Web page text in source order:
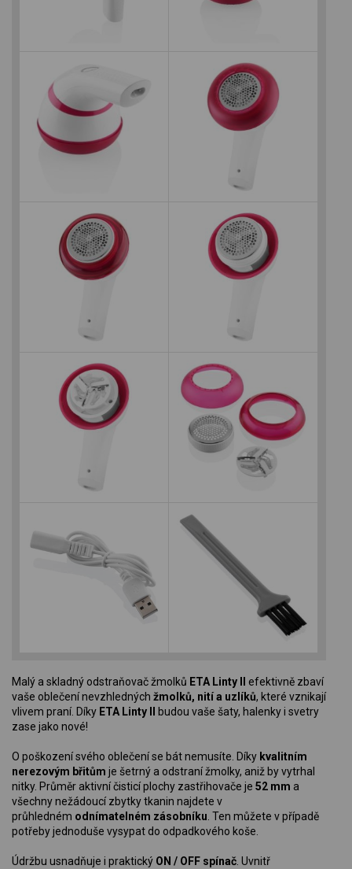
Malý a skladný odstraňovač žmolků ETA Linty II efektivně zbaví
vaše oblečení nevzhledných žmolků, nití a uzlíků, které vznikají
vlivem praní. Díky ETA Linty II
budou vaše šaty, halenky i svetry
zase jako nové!
O poškození svého oblečení se bát nemusíte. Díky kvalitním
nerezovým břitům je šetrný a odstraní žmolky, aniž by vytrhal
nitky. Průměr aktivní čisticí plochy zastřihovače je 52 mm a
všechny nežádoucí zbytky tkanin najdete v
průhledném odnímatelném zásobníku . Ten můžete v případě
potřeby jednoduše vysypat do odpadkového koše.
Údržbu usnadňuje i praktický ON / OFF spínač . Uvnitř